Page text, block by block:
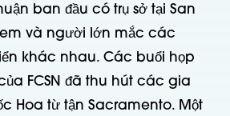
ban đầu có trụ sở tại San
em và người lớn mắc các
khác nhau. Các buổi họp
FCSN đã thu hút các gia
Hoa từ tận Sacramento. Một